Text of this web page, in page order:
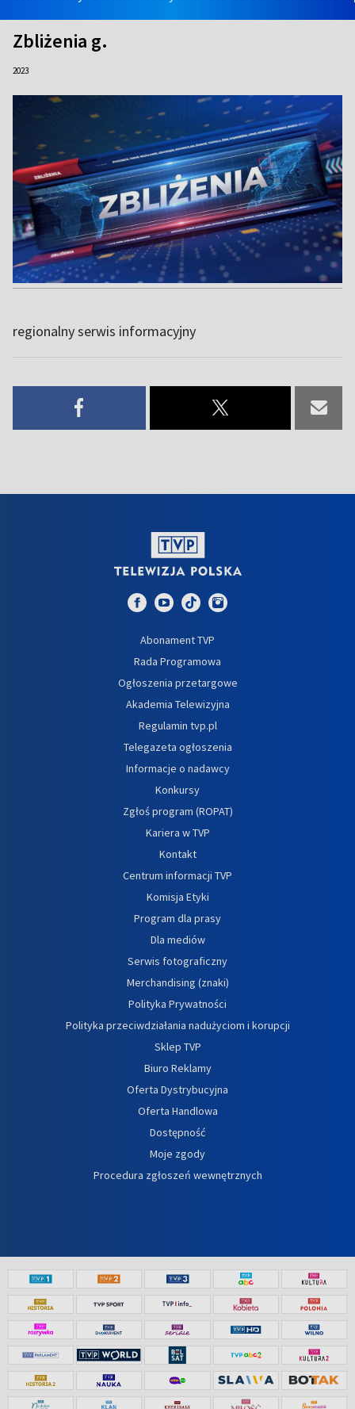
Zbliżenia g.
2023
regionalny serwis informacyjny
Abonament TVP
Rada Programowa
Ogłoszenia przetargowe
Akademia Telewizyjna
Regulamin tvp.pl
Telegazeta ogłoszenia
Informacje o nadawcy
Konkursy
Zgłoś program (ROPAT)
Kariera w TVP
Kontakt
Centrum informacji TVP
Komisja Etyki
Program dla prasy
Dla mediów
Serwis fotograficzny
Merchandising (znaki)
Polityka Prywatności
Polityka przeciwdziałania nadużyciom i korupcji
Sklep TVP
Biuro Reklamy
Oferta Dystrybucyjna
Oferta Handlowa
Dostępność
Moje zgody
Procedura zgłoszeń wewnętrznych